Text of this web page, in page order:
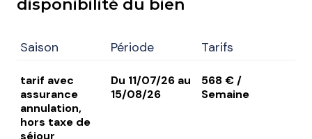
disponibilité du bien
Saison Période Tarifs
tarif avec
assurance
annulation,
hors taxe de
séjour
Du 11/07/26 au
15/08/26
568 € /
Semaine